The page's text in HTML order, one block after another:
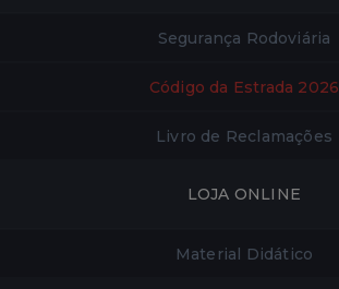
Segurança Rodoviária
Código da Estrada 2026
Livro de Reclamações
LOJA ONLINE
Material Didático